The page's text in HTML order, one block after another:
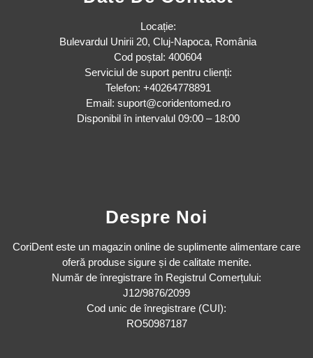
Locație:
Bulevardul Unirii 20, Cluj-Napoca, România
Cod poștal: 400604
Serviciul de suport pentru clienți:
Telefon: +40264778891
Email: suport@coridentomed.ro
Disponibil în intervalul 09:00 – 18:00
Despre Noi
CoriDent este un magazin online de suplimente alimentare care
oferă produse sigure și de calitate menite.
Număr de înregistrare în Registrul Comerțului:
J12/9876/2099
Cod unic de înregistrare (CUI):
RO50987187